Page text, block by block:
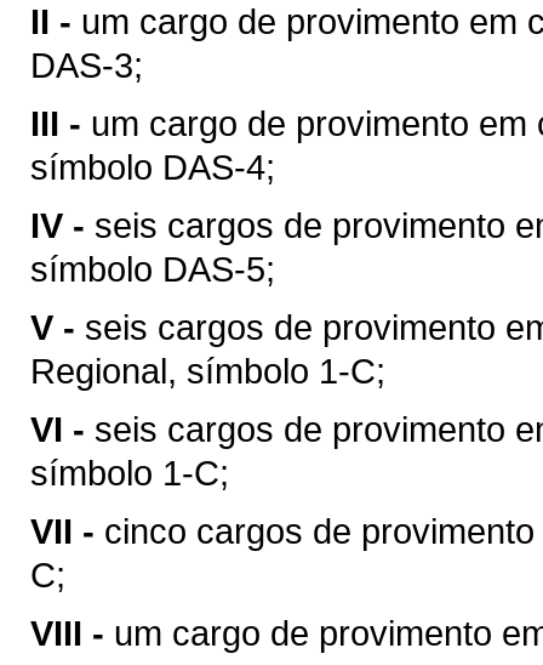
II - um cargo de provimento em
DAS-3;
III - um cargo de provimento
símbolo DAS-4;
IV - seis cargos de provimento
símbolo DAS-5;
V - seis cargos de provimento
Regional, símbolo 1-C;
VI - seis cargos de provimento
símbolo 1-C;
VII - cinco cargos de
C;
VIII - um cargo de provimento